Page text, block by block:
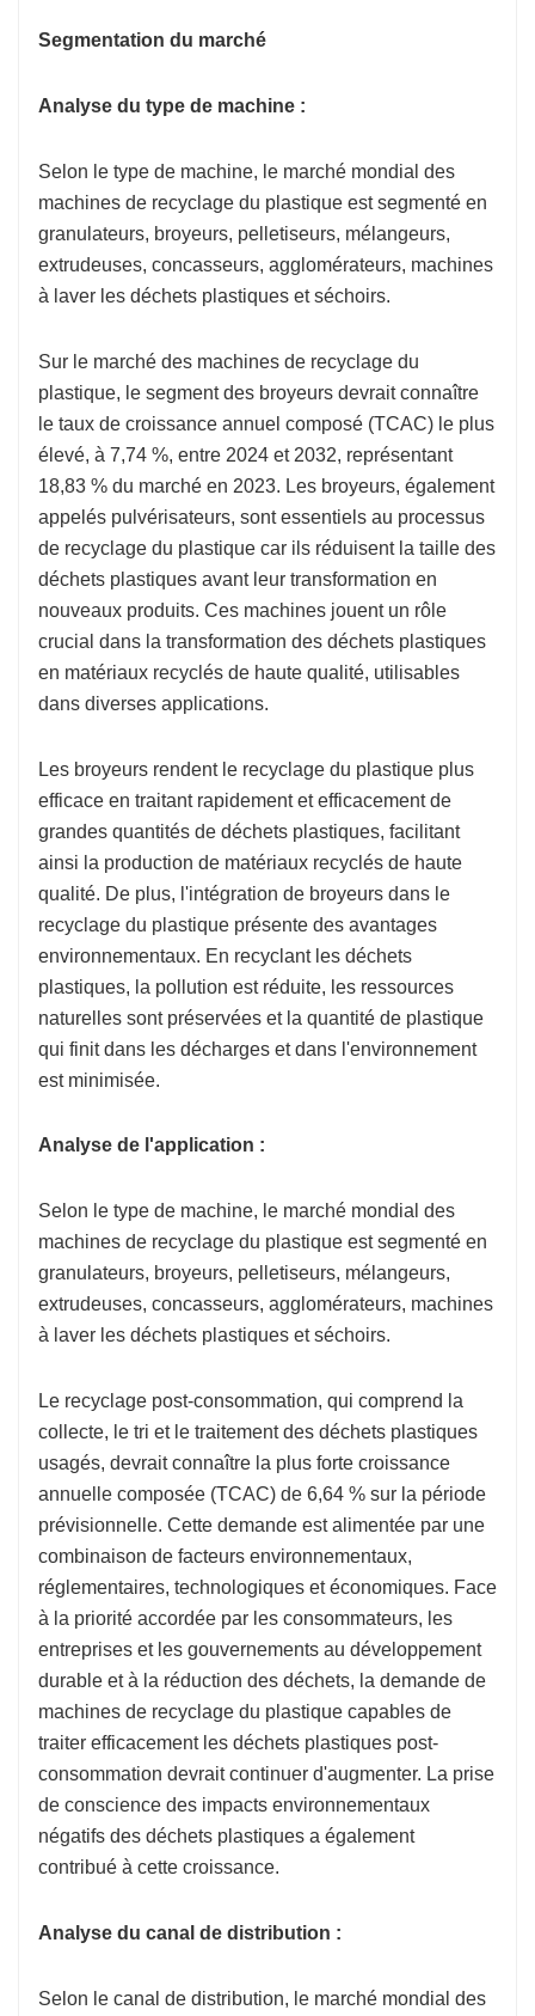
Segmentation du marché
Analyse du type de machine :
Selon le type de machine, le marché mondial des
machines de recyclage du plastique est segmenté en
granulateurs, broyeurs, pelletiseurs, mélangeurs,
extrudeuses, concasseurs, agglomérateurs, machines
à laver les déchets plastiques et séchoirs.
Sur le marché des machines de recyclage du
plastique, le segment des broyeurs devrait connaître
le taux de croissance annuel composé (TCAC) le plus
élevé, à 7,74 %, entre 2024 et 2032, représentant
18,83 % du marché en 2023. Les broyeurs, également
appelés pulvérisateurs, sont essentiels au processus
de recyclage du plastique car ils réduisent la taille des
déchets plastiques avant leur transformation en
nouveaux produits. Ces machines jouent un rôle
crucial dans la transformation des déchets plastiques
en matériaux recyclés de haute qualité, utilisables
dans diverses applications.
Les broyeurs rendent le recyclage du plastique plus
efficace en traitant rapidement et efficacement de
grandes quantités de déchets plastiques, facilitant
ainsi la production de matériaux recyclés de haute
qualité. De plus, l'intégration de broyeurs dans le
recyclage du plastique présente des avantages
environnementaux. En recyclant les déchets
plastiques, la pollution est réduite, les ressources
naturelles sont préservées et la quantité de plastique
qui finit dans les décharges et dans l'environnement
est minimisée.
Analyse de l'application :
Selon le type de machine, le marché mondial des
machines de recyclage du plastique est segmenté en
granulateurs, broyeurs, pelletiseurs, mélangeurs,
extrudeuses, concasseurs, agglomérateurs, machines
à laver les déchets plastiques et séchoirs.
Le recyclage post-consommation, qui comprend la
collecte, le tri et le traitement des déchets plastiques
usagés, devrait connaître la plus forte croissance
annuelle composée (TCAC) de 6,64 % sur la période
prévisionnelle. Cette demande est alimentée par une
combinaison de facteurs environnementaux,
réglementaires, technologiques et économiques. Face
à la priorité accordée par les consommateurs, les
entreprises et les gouvernements au développement
durable et à la réduction des déchets, la demande de
machines de recyclage du plastique capables de
traiter efficacement les déchets plastiques post-
consommation devrait continuer d'augmenter. La prise
de conscience des impacts environnementaux
négatifs des déchets plastiques a également
contribué à cette croissance.
Analyse du canal de distribution :
Selon le canal de distribution, le marché mondial des